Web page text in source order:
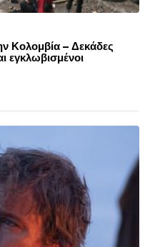
Κολομβία – Δεκάδες
εγκλωβισμένοι